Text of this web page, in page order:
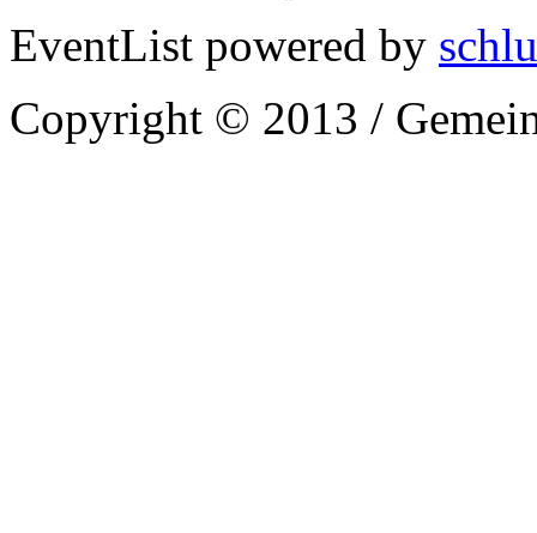
EventList powered by
Copyright © 2013 /